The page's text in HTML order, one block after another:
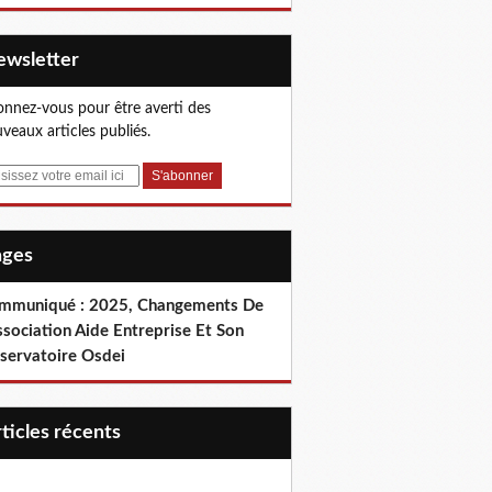
vous pour être averti des
articles publiés.
: 2025, Changements De
Aide Entreprise Et Son
Osdei
récents